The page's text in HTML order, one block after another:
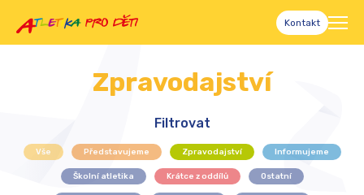
Kontakt
Zpravodajství
Filtrovat
Vše Představujeme Zpravodajství Informujeme
Školní atletika Krátce z oddílů Ostatní